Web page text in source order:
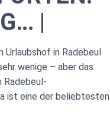
|
Urlaubshof in Radebeul
wenige – aber das
Radebeul-
ist eine der beliebtesten